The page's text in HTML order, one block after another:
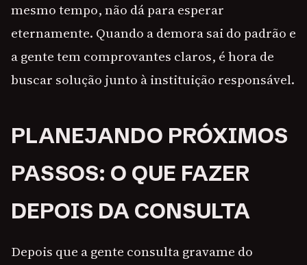
mesmo tempo, não dá para esperar
eternamente. Quando a demora sai do padrão e
a gente tem comprovantes claros, é hora de
buscar solução junto à instituição responsável.
PLANEJANDO PRÓXIMOS
PASSOS: O QUE FAZER
DEPOIS DA CONSULTA
Depois que a gente consulta gravame do